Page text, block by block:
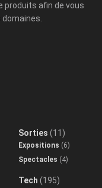
produits afin de vous
Sorties (11)
Expositions (6)
Spectacles (4)
Tech (195)